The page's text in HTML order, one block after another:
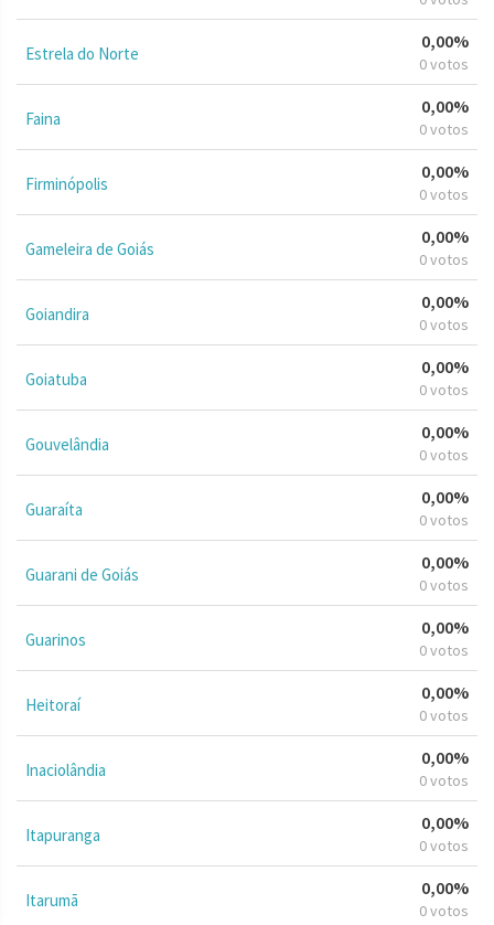
Estrela do Norte
0,00%
0 votos
Faina
0,00%
0 votos
Firminópolis
0,00%
0 votos
Gameleira de Goiás
0,00%
0 votos
Goiandira
0,00%
0 votos
Goiatuba
0,00%
0 votos
Gouvelândia
0,00%
0 votos
Guaraíta
0,00%
0 votos
Guarani de Goiás
0,00%
0 votos
Guarinos
0,00%
0 votos
Heitoraí
0,00%
0 votos
Inaciolândia
0,00%
0 votos
Itapuranga
0,00%
0 votos
Itarumã
0,00%
0 votos